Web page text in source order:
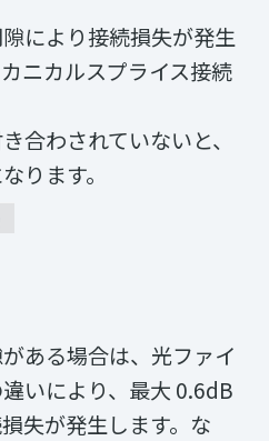
により接続損失が発生
ニカルスプライス接続
合わされていないと、
ります。
ある場合は、光ファイ
いにより、最大 0.6dB
失が発生します。な